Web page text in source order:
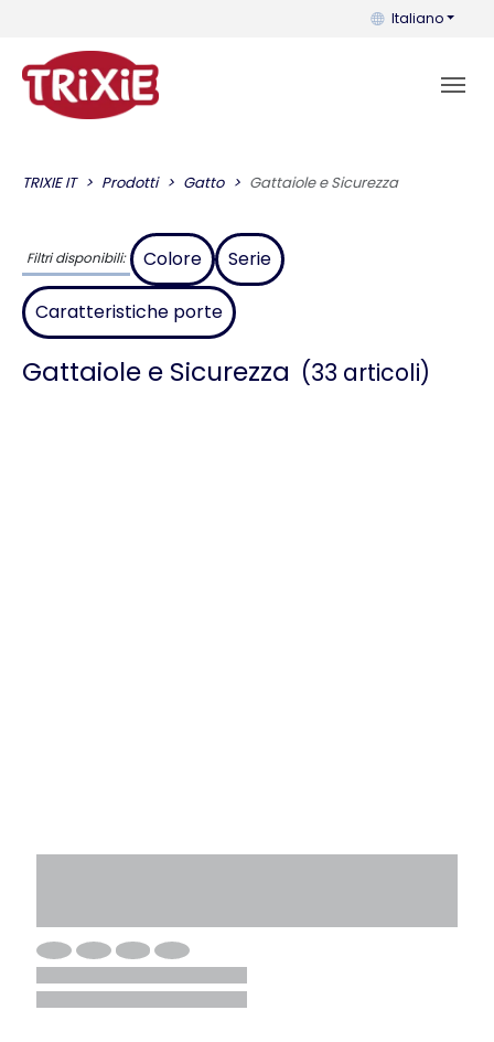
Puoi cambiare
Italiano
TRIXIE IT Prodotti Gatto Gattaiole e Sicurezza
Filtri disponibili: Colore Serie
Caratteristiche porte
Gattaiole e Sicurezza (33 articoli)